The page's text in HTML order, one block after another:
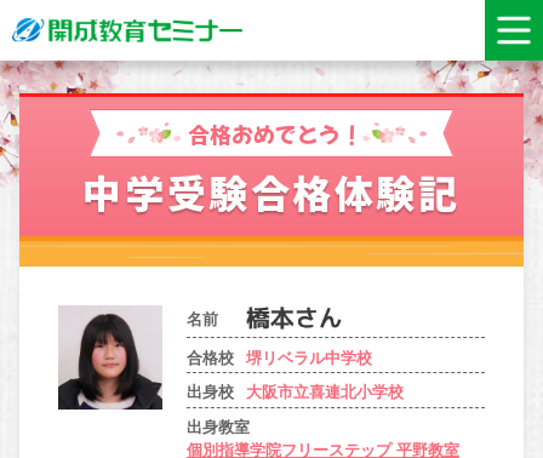
合格おめでとう！
中学受験合格体験記
名前
合格校
堺リベラル中学校
出身校
大阪市立喜連北小学校
出身教室
個別指導学院フリーステップ 平野教室